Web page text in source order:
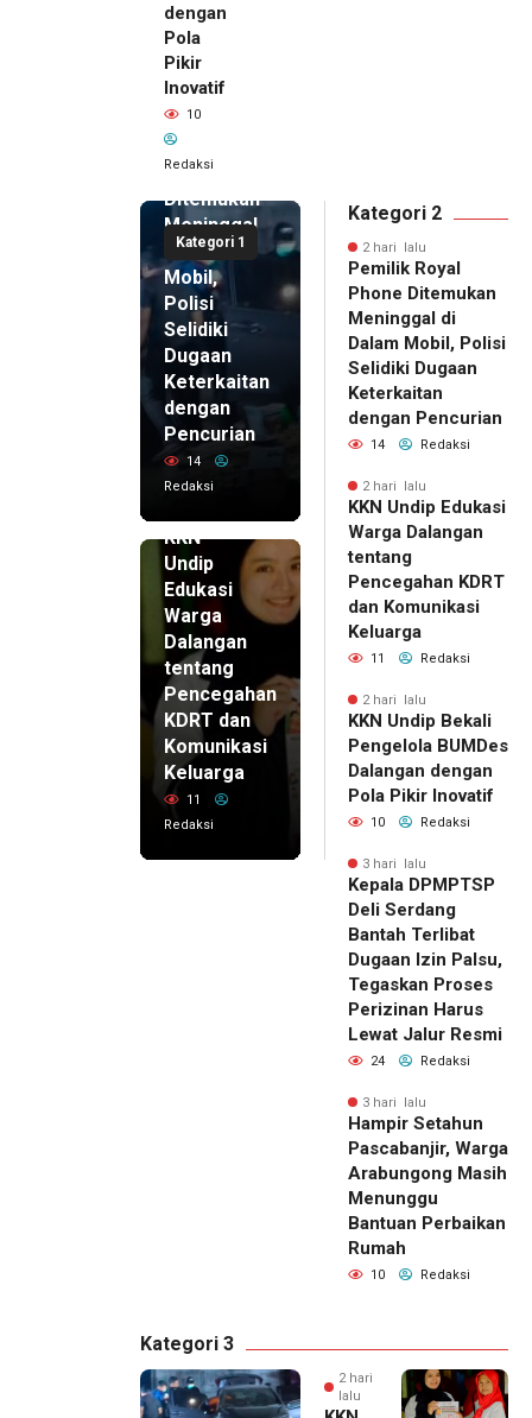
dengan
Pola
Pikir
Inovatif
10
Redaksi
Kategori 1
2 hari lalu
Pemilik
Royal
Phone
Ditemukan
Meninggal
di Dalam
Mobil,
Polisi
Selidiki
Dugaan
Keterkaitan
dengan
Pencurian
14
Redaksi
KKN
Undip
Edukasi
Warga
Dalangan
tentang
Pencegahan
KDRT dan
Komunikasi
Keluarga
11
Redaksi
Kategori 2
2 hari lalu
Pemilik Royal
Phone Ditemukan
Meninggal di
Dalam Mobil, Polisi
Selidiki Dugaan
Keterkaitan
dengan Pencurian
14 Redaksi
2 hari lalu
KKN Undip Edukasi
Warga Dalangan
tentang
Pencegahan KDRT
dan Komunikasi
Keluarga
11 Redaksi
2 hari lalu
KKN Undip Bekali
Pengelola BUMDes
Dalangan dengan
Pola Pikir Inovatif
10 Redaksi
3 hari lalu
Kepala DPMPTSP
Deli Serdang
Bantah Terlibat
Dugaan Izin Palsu,
Tegaskan Proses
Perizinan Harus
Lewat Jalur Resmi
24 Redaksi
3 hari lalu
Hampir Setahun
Pascabanjir, Warga
Arabungong Masih
Menunggu
Bantuan Perbaikan
Rumah
10 Redaksi
Kategori 3
2 hari
lalu